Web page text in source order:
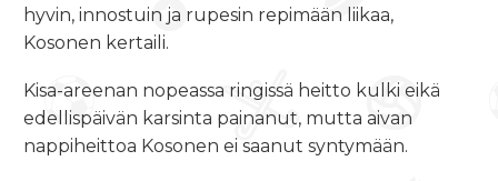
hyvin, innostuin ja rupesin repimään liikaa,
Kosonen kertaili.
Kisa-areenan nopeassa ringissä heitto kulki eikä
edellispäivän karsinta painanut, mutta aivan
nappiheittoa Kosonen ei saanut syntymään.